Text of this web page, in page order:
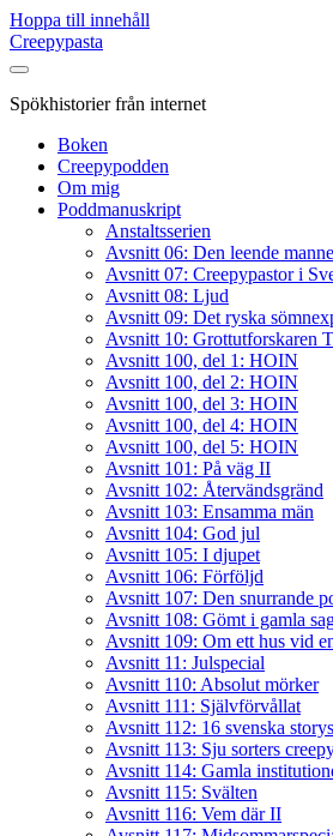
Hoppa till innehåll
Creepypasta
Spökhistorier från internet
Boken
Creepypodden
Om mig
Poddmanuskript
Anstaltsserien
Avsnitt 06: Den leende
Avsnitt 07: Creepypastor i
Avsnitt 08: Ljud
Avsnitt 09: Det ryska
Avsnitt 10: Grottutforskaren
Avsnitt 100, del 1: HOIN
Avsnitt 100, del 2: HOIN
Avsnitt 100, del 3: HOIN
Avsnitt 100, del 4: HOIN
Avsnitt 100, del 5: HOIN
Avsnitt 101: På väg II
Avsnitt 102: Återvändsgränd
Avsnitt 103: Ensamma män
Avsnitt 104: God jul
Avsnitt 105: I djupet
Avsnitt 106: Förföljd
Avsnitt 107: Den snurrande
Avsnitt 108: Gömt i gamla
Avsnitt 109: Om ett hus vid
Avsnitt 11: Julspecial
Avsnitt 110: Absolut mörker
Avsnitt 111: Självförvållat
Avsnitt 112: 16 svenska storys
Avsnitt 113: Sju sorters
Avsnitt 114: Gamla
Avsnitt 115: Svälten
Avsnitt 116: Vem där II